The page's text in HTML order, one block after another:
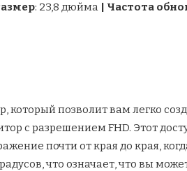
: 23,8 дюйма | Частота
который позволит вам легко
с разрешением FHD. Этот
почти от края до края,
что означает, что вы